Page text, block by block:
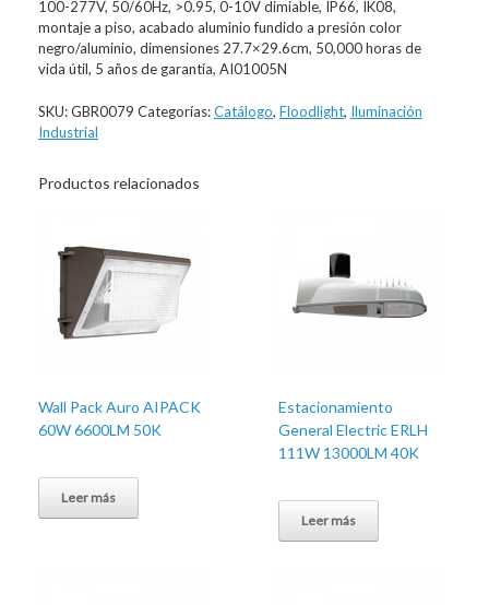
100-277V, 50/60Hz, >0.95, 0-10V dimiable, IP66, IK08,
montaje a piso, acabado aluminio fundido a presión color
negro/aluminio, dimensiones 27.7×29.6cm, 50,000 horas de
vida útil, 5 años de garantía, AI01005N
SKU:GBR0079 Categorías:Catálogo, Floodlight, Iluminación
Industrial
Productos relacionados
Wall Pack Auro AIPACK
60W 6600LM 50K
Leer más
Estacionamiento
General Electric ERLH
111W 13000LM 40K
Leer más